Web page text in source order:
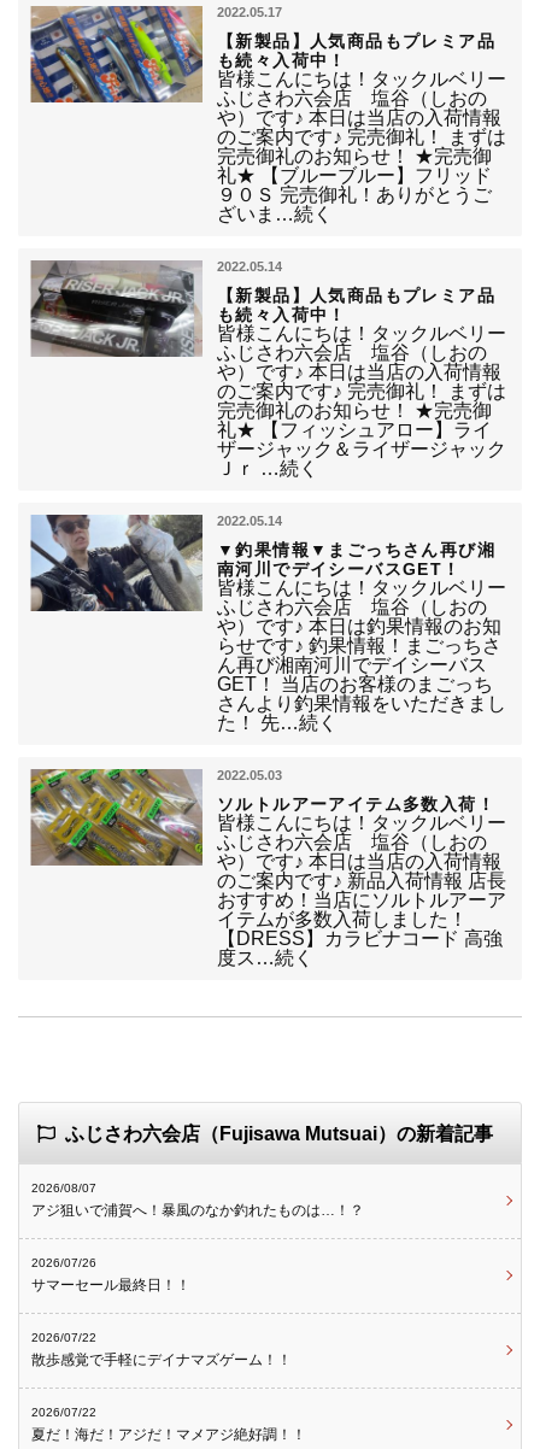
2022.05.17
【新製品】人気商品もプレミア品
も続々入荷中！
皆様こんにちは！タックルベリー
ふじさわ六会店 塩谷（しおの
や）です♪ 本日は当店の入荷情報
のご案内です♪ 完売御礼！ まずは
完売御礼のお知らせ！ ★完売御
礼★ 【ブルーブルー】フリッド
９０Ｓ 完売御礼！ありがとうご
ざいま…続く
2022.05.14
【新製品】人気商品もプレミア品
も続々入荷中！
皆様こんにちは！タックルベリー
ふじさわ六会店 塩谷（しおの
や）です♪ 本日は当店の入荷情報
のご案内です♪ 完売御礼！ まずは
完売御礼のお知らせ！ ★完売御
礼★ 【フィッシュアロー】ライ
ザージャック＆ライザージャック
Ｊｒ …続く
2022.05.14
▼釣果情報▼まごっちさん再び湘
南河川でデイシーバスGET！
皆様こんにちは！タックルベリー
ふじさわ六会店 塩谷（しおの
や）です♪ 本日は釣果情報のお知
らせです♪ 釣果情報！まごっちさ
ん再び湘南河川でデイシーバス
GET！ 当店のお客様のまごっち
さんより釣果情報をいただきまし
た！ 先…続く
2022.05.03
ソルトルアーアイテム多数入荷！
皆様こんにちは！タックルベリー
ふじさわ六会店 塩谷（しおの
や）です♪ 本日は当店の入荷情報
のご案内です♪ 新品入荷情報 店長
おすすめ！当店にソルトルアーア
イテムが多数入荷しました！
【DRESS】カラビナコード 高強
度ス…続く
ふじさわ六会店（Fujisawa Mutsuai）の新着記事
2026/08/07
アジ狙いで浦賀へ！暴風のなか釣れたものは…！？
2026/07/26
サマーセール最終日！！
2026/07/22
散歩感覚で手軽にデイナマズゲーム！！
2026/07/22
夏だ！海だ！アジだ！マメアジ絶好調！！